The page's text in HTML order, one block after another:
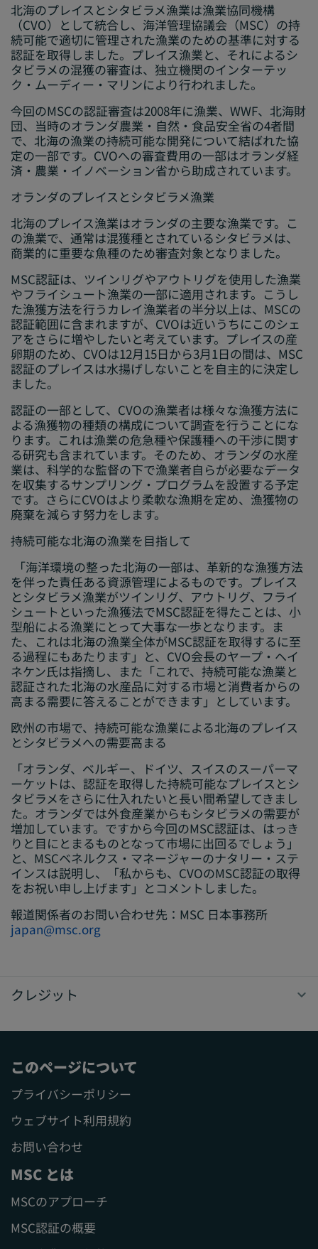
北海のプレイスとシタビラメ漁業は漁業協同機構
（CVO）として統合し、海洋管理協議会（MSC）の持
続可能で適切に管理された漁業のための基準に対する
認証を取得しました。プレイス漁業と、それによるシ
タビラメの混獲の審査は、独立機関のインターテッ
ク・ムーディー・マリンにより行われました。
今回のMSCの認証審査は2008年に漁業、WWF、北海財
団、当時のオランダ農業・自然・食品安全省の4者間
で、北海の漁業の持続可能な開発について結ばれた協
定の一部です。CVOへの審査費用の一部はオランダ経
済・農業・イノベーション省から助成されています。
オランダのプレイスとシタビラメ漁業
北海のプレイス漁業はオランダの主要な漁業です。こ
の漁業で、通常は混獲種とされているシタビラメは、
商業的に重要な魚種のため審査対象となりました。
MSC認証は、ツインリグやアウトリグを使用した漁業
やフライシュート漁業の一部に適用されます。こうし
た漁獲方法を行うカレイ漁業者の半分以上は、MSCの
認証範囲に含まれますが、CVOは近いうちにこのシェ
アをさらに増やしたいと考えています。プレイスの産
卵期のため、CVOは12月15日から3月1日の間は、MSC
認証のプレイスは水揚げしないことを自主的に決定し
ました。
認証の一部として、CVOの漁業者は様々な漁獲方法に
よる漁獲物の種類の構成について調査を行うことにな
ります。これは漁業の危急種や保護種への干渉に関す
る研究も含まれています。そのため、オランダの水産
業は、科学的な監督の下で漁業者自らが必要なデータ
を収集するサンプリング・プログラムを設置する予定
です。さらにCVOはより柔軟な漁期を定め、漁獲物の
廃棄を減らす努力をします。
持続可能な北海の漁業を目指して
「海洋環境の整った北海の一部は、革新的な漁獲方法
を伴った責任ある資源管理によるものです。プレイス
とシタビラメ漁業がツインリグ、アウトリグ、フライ
シュートといった漁獲法でMSC認証を得たことは、小
型船による漁業にとって大事な一歩となります。ま
た、これは北海の漁業全体がMSC認証を取得するに至
る過程にもあたります」と、CVO会長のヤープ・ヘイ
ネケン氏は指摘し、また「これで、持続可能な漁業と
認証された北海の水産品に対する市場と消費者からの
高まる需要に答えることができます」としています。
欧州の市場で、持続可能な漁業による北海のプレイス
とシタビラメへの需要高まる
「オランダ、ベルギー、ドイツ、スイスのスーパーマ
ーケットは、認証を取得した持続可能なプレイスとシ
タビラメをさらに仕入れたいと長い間希望してきまし
た。オランダでは外食産業からもシタビラメの需要が
増加しています。ですから今回のMSC認証は、はっき
りと目にとまるものとなって市場に出回るでしょう」
と、MSCベネルクス・マネージャーのナタリー・ステ
インスは説明し、「私からも、CVOのMSC認証の取得
をお祝い申し上げます」とコメントしました。
報道関係者のお問い合わせ先：MSC 日本事務所
japan@msc.org
クレジット
このページについて
プライバシーポリシー
ウェブサイト利用規約
お問い合わせ
MSC とは
MSCのアプローチ
MSC認証の概要